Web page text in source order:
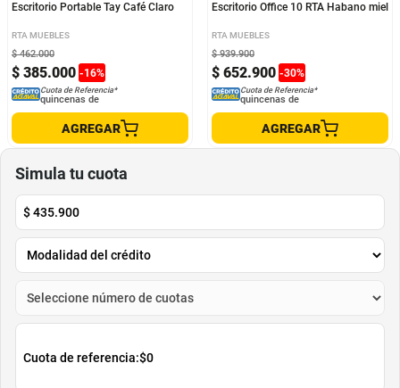
Escritorio Portable Tay Café Claro
RTA MUEBLES
$ 385.000 -16%
$ 462.000
Cuota de Referencia*
quincenas de
AGREGAR
Escritorio Office 10 RTA Habano miel
RTA MUEBLES
$ 652.900 -30%
$ 939.900
Cuota de Referencia*
quincenas de
AGREGAR
Simula tu cuota
$435.900
Cuota de referencia:$0